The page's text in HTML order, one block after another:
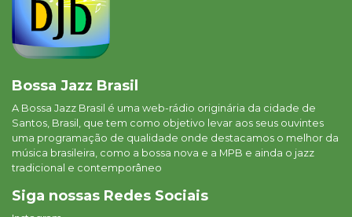
Bossa Jazz Brasil
A Bossa Jazz Brasil é uma web-rádio originária da cidade de
Santos, Brasil, que tem como objetivo levar aos seus ouvintes
uma programação de qualidade onde destacamos o melhor da
música brasileira, como a bossa nova e a MPB e ainda o jazz
tradicional e contemporâneo
Siga nossas Redes Sociais